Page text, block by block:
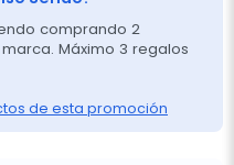
comprando 2
Máximo 3 regalos
de esta promoción